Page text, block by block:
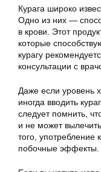
Курага широко
Одно из них —
в крови. Этот
которые
курагу
консультации с
Даже если уровень
иногда вводить
следует помнить,
и не может
того, употребление
побочные эффекты.